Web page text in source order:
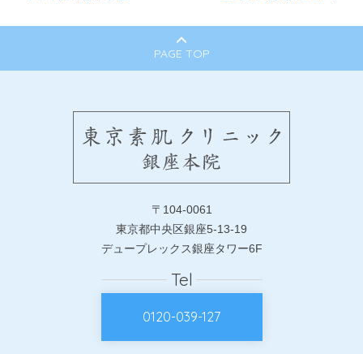
PAGE TOP
〒104-0061
東京都中央区銀座5-13-19
デュープレックス銀座タワー6F
Tel
0120-039-127